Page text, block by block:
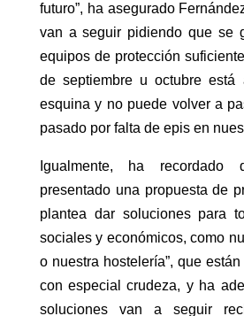
futuro”, ha asegurado
van a seguir pidiendo que se
equipos de protección
de septiembre u octubre
esquina y no puede volver a
pasado por falta de epis en
Igualmente, ha recordado
presentado una propuesta de
plantea dar soluciones para
sociales y económicos, como
o nuestra hostelería”, que
con especial crudeza, y ha
soluciones van a seguir